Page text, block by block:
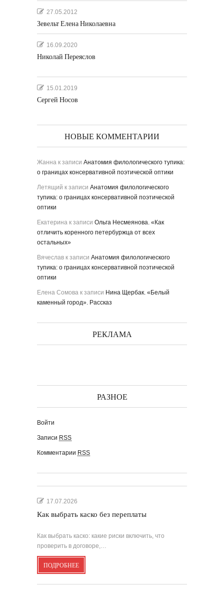
27.05.2012
Зевельт Елена Николаевна
16.09.2020
Николай Переяслов
15.01.2019
Сергей Носов
НОВЫЕ КОММЕНТАРИИ
Жанна к записи Анатомия филологического тупика:
о границах консервативной поэтической оптики
Летящий к записи Анатомия филологического
тупика: о границах консервативной поэтической
оптики
Екатерина к записи Ольга Несмеянова. «Как
отличить коренного петербуржца от всех
остальных»
Вячеслав к записи Анатомия филологического
тупика: о границах консервативной поэтической
оптики
Елена Сомова к записи Нина Щербак. «Белый
каменный город». Рассказ
РЕКЛАМА
РАЗНОЕ
Войти
Записи RSS
Комментарии RSS
17.07.2026
Как выбрать каско без переплаты
Как выбрать каско: какие риски включить, что
проверить в договоре,…
ПОДРОБНЕЕ